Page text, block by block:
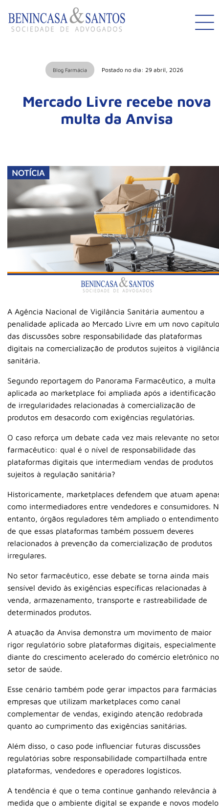
Blog Farmácia Postado no dia: 29 abril, 2026
Mercado Livre recebe nova
multa da Anvisa
A Agência Nacional de Vigilância Sanitária aumentou a
penalidade aplicada ao Mercado Livre em um novo capítulo
das discussões sobre responsabilidade das plataformas
digitais na comercialização de produtos sujeitos à
sanitária.
Segundo reportagem do Panorama Farmacêutico, a multa
aplicada ao marketplace foi ampliada após a identificação
de irregularidades relacionadas à comercialização de
produtos em desacordo com exigências regulatórias.
O caso reforça um debate cada vez mais relevante no
farmacêutico: qual é o nível de responsabilidade das
plataformas digitais que intermediam vendas de produtos
sujeitos à regulação sanitária?
Historicamente, marketplaces defendem que atuam
como intermediadores entre vendedores e consumidores.
entanto, órgãos reguladores têm ampliado o entendimento
de que essas plataformas também possuem deveres
relacionados à prevenção da comercialização de produtos
irregulares.
No setor farmacêutico, esse debate se torna ainda mais
sensível devido às exigências específicas relacionadas à
venda, armazenamento, transporte e rastreabilidade de
determinados produtos.
A atuação da Anvisa demonstra um movimento de maior
rigor regulatório sobre plataformas digitais, especialmente
diante do crescimento acelerado do comércio eletrônico no
setor de saúde.
Esse cenário também pode gerar impactos para farmácias
empresas que utilizam marketplaces como canal
complementar de vendas, exigindo atenção redobrada
quanto ao cumprimento das exigências sanitárias.
Além disso, o caso pode influenciar futuras discussões
regulatórias sobre responsabilidade compartilhada entre
plataformas, vendedores e operadores logísticos.
A tendência é que o tema continue ganhando relevância à
medida que o ambiente digital se expande e novos